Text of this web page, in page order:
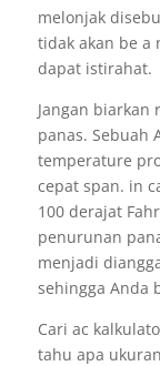
melonjak
tidak akan be a
dapat istirahat.
Jangan
panas. Sebuah
temperature
cepat span. in
100 derajat
penurunan
menjadi
sehingga Anda
Cari ac
tahu apa